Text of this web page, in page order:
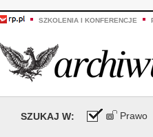
SZKOLENIA I KONFERENCJE
SZUKAJ W: Prawo